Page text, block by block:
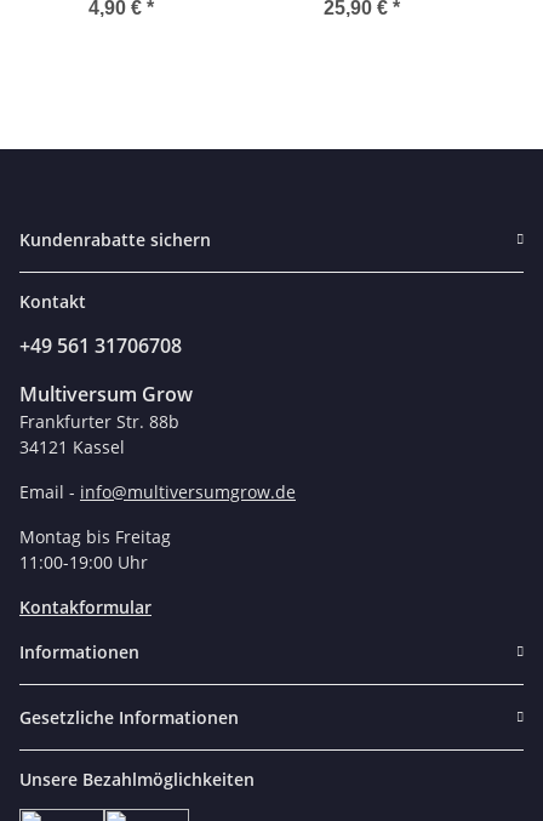
Meter
4,90 € * 25,90 € *
Kundenrabatte sichern
Kontakt
+49 561 31706708
Multiversum Grow
Frankfurter Str. 88b
34121 Kassel
Email - info@multiversumgrow.de
Montag bis Freitag
11:00-19:00 Uhr
Kontakformular
Informationen
Gesetzliche Informationen
Unsere Bezahlmöglichkeiten